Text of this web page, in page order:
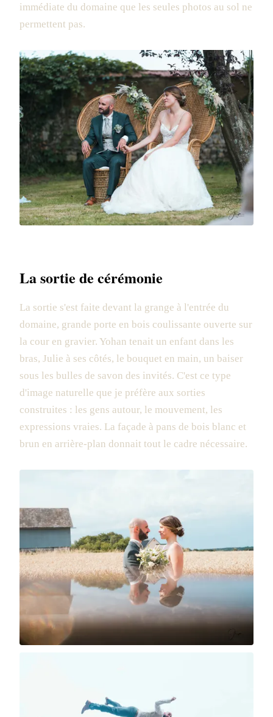
immédiate du domaine que les seules photos au sol ne
permettent pas.
La sortie de cérémonie
La sortie s'est faite devant la grange à l'entrée du
domaine, grande porte en bois coulissante ouverte sur
la cour en gravier. Yohan tenait un enfant dans les
bras, Julie à ses côtés, le bouquet en main, un baiser
sous les bulles de savon des invités. C'est ce type
d'image naturelle que je préfère aux sorties
construites : les gens autour, le mouvement, les
expressions vraies. La façade à pans de bois blanc et
brun en arrière-plan donnait tout le cadre nécessaire.